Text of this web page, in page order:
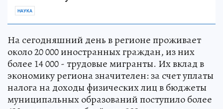
НАУКА
На сегодняшний день в регионе проживает
около 20 000 иностранных граждан, из них
более 14 000 - трудовые мигранты. Их вклад в
экономику региона значителен: за счет уплаты
налога на доходы физических лиц в бюджеты
муниципальных образований поступило более